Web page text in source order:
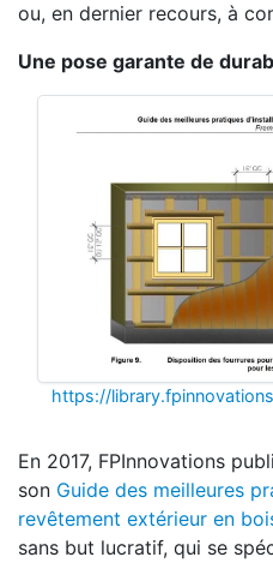
ou, en dernier recours, à
Une pose garante de
https://
En 2017, FPInnovations
son Guide des meilleures
revêtement extérieur en
sans but lucratif, qui se